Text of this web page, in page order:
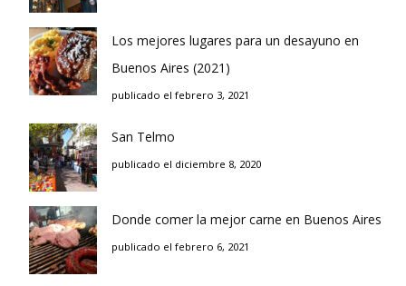
Los mejores lugares para un desayuno en
Buenos Aires (2021)
publicado el febrero 3, 2021
San Telmo
publicado el diciembre 8, 2020
Donde comer la mejor carne en Buenos Aires
publicado el febrero 6, 2021